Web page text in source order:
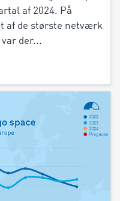
af 2024. På
af de største netværk
der...